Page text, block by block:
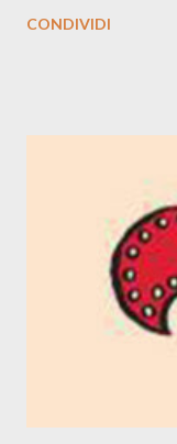
CONDIVIDI